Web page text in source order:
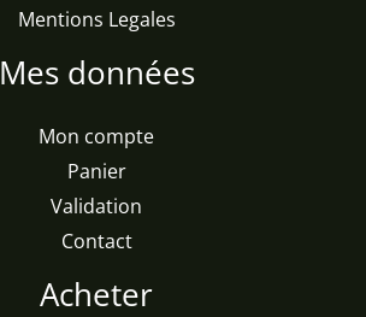
Mentions Legales
Mes données
Mon compte
Panier
Validation
Contact
Acheter